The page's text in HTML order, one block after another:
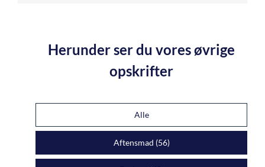
Herunder ser du vores øvrige
opskrifter
Alle
Aftensmad (56)